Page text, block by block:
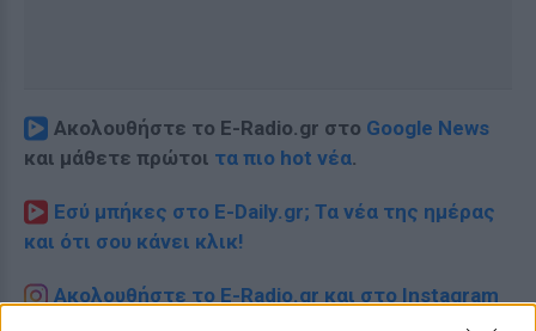
Ακολουθήστε το E-Radio.gr στο Google News
και μάθετε πρώτοι τα πιο hot νέα.
Εσύ μπήκες στο E-Daily.gr; Τα νέα της ημέρας
και ότι σου κάνει κλικ!
Ακολουθήστε το E-Radio.gr και στο Instagram